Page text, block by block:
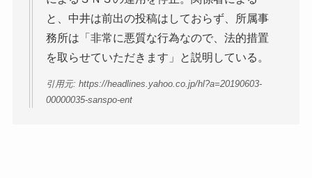
と、中井は前出の投稿はしておらず、所属事
務所は「非常に悪質な行為なので、法的措置
を取らせていただきます」と説明している。
引用元: https://headlines.yahoo.co.jp/hl?a=20190603-
00000035-sanspo-ent